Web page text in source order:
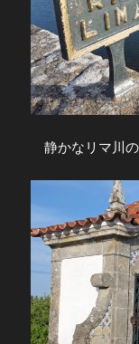
静かなリマ川の